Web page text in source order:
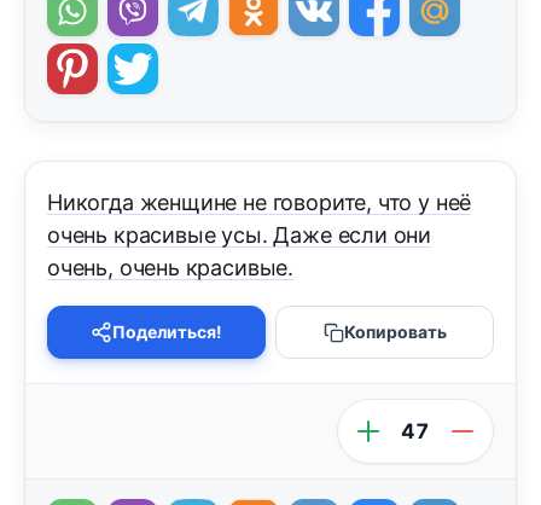
Никогда женщине не говорите, что у неё
очень красивые усы. Даже если они
очень, очень красивые.
Поделиться! Копировать
47